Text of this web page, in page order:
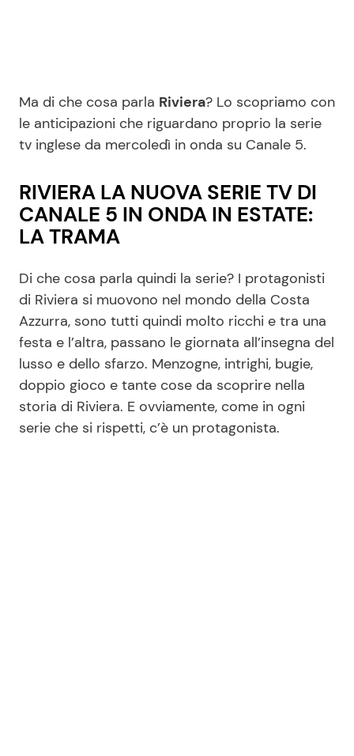
Ma di che cosa parla Riviera? Lo scopriamo con
le anticipazioni che riguardano proprio la serie
tv inglese da mercoledì in onda su Canale 5.
RIVIERA LA NUOVA SERIE TV DI
CANALE 5 IN ONDA IN ESTATE:
LA TRAMA
Di che cosa parla quindi la serie? I protagonisti
di Riviera si muovono nel mondo della Costa
Azzurra, sono tutti quindi molto ricchi e tra una
festa e l’altra, passano le giornata all’insegna del
lusso e dello sfarzo. Menzogne, intrighi, bugie,
doppio gioco e tante cose da scoprire nella
storia di Riviera. E ovviamente, come in ogni
serie che si rispetti, c’è un protagonista.